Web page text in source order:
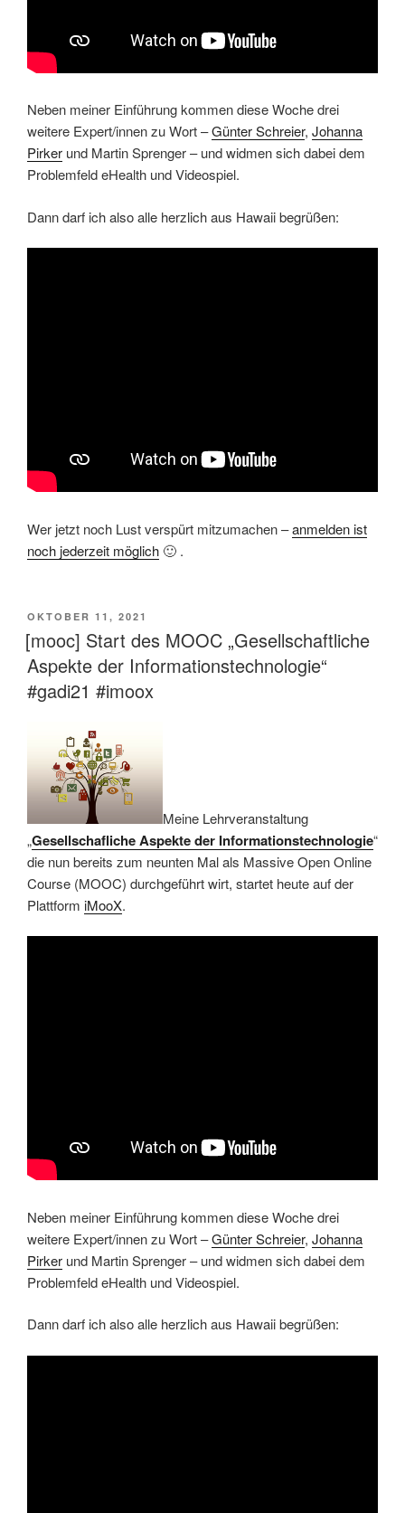
Neben meiner Einführung kommen diese Woche drei
weitere Expert/innen zu Wort –Günter Schreier, Johanna
Pirker und Martin Sprenger – und widmen sich dabei dem
Problemfeld eHealth und Videospiel.
Dann darf ich also alle herzlich aus Hawaii begrüßen:
Wer jetzt noch Lust verspürt mitzumachen –anmelden ist
noch jederzeit möglich 🙂 .
VERÖFFENTLICHT
AM
OKTOBER 11, 2021
[mooc] Start des MOOC „Gesellschaftliche
Aspekte der Informationstechnologie“
#gadi21 #imoox
Meine Lehrveranstaltung
„Gesellschafliche Aspekte der Informationstechnologie“
die nun bereits zum neunten Mal als Massive Open Online
Course (MOOC) durchgeführt wirt, startet heute auf der
Plattform iMooX.
Neben meiner Einführung kommen diese Woche drei
weitere Expert/innen zu Wort –Günter Schreier, Johanna
Pirker und Martin Sprenger – und widmen sich dabei dem
Problemfeld eHealth und Videospiel.
Dann darf ich also alle herzlich aus Hawaii begrüßen: